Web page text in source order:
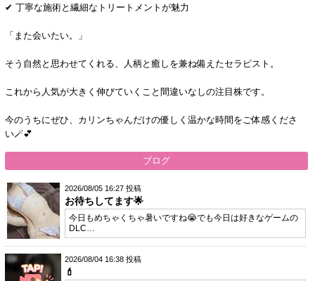
✔ 丁寧な施術と繊細なトリートメントが魅力
「また会いたい。」
そう自然と思わせてくれる、人柄と癒しを兼ね備えたセラピスト。
これから人気が大きく伸びていくこと間違いなしの注目株です。
今のうちにぜひ、カリンちゃんだけの優しく温かな時間をご体感くださ
い🪄💕
ブログ
2026/08/05 16:27 投稿
お待ちしてます🌟
今日もめちゃくちゃ暑いですね😭でも今日は好きなゲームの
DLC…
2026/08/04 16:38 投稿
💄